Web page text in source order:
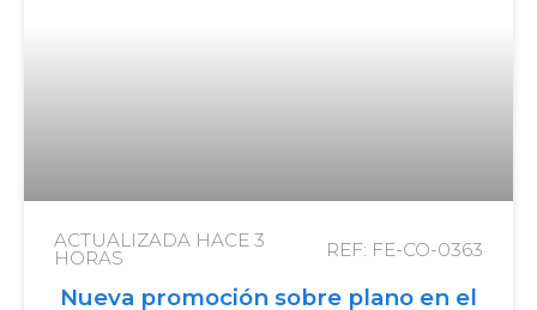
ACTUALIZADA HACE 3
HORAS REF: FE-CO-0363
Nueva promoción sobre plano en el